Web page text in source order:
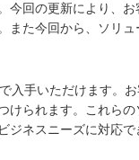
回の更新により、
た今回から、ソリ
入手いただけます。
られます。これら
ネスニーズに対応で